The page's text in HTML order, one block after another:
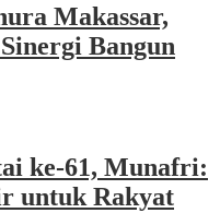
Makassar,
Bangun
ke-61, Munafri:
untuk Rakyat